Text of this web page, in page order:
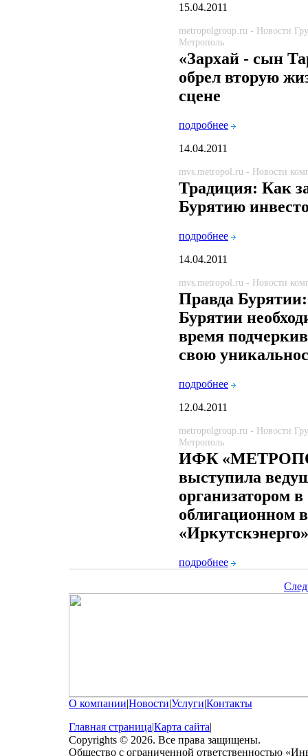
15.04.2011
metropolgroup.ru - Новости
Метрополь
«Зархай - сын
обрел вторую
сцене
подробнее
14.04.2011
mvs.metropol.ru - Новости
Традиция: Как
Бурятию
подробнее
14.04.2011
mvs.metropol.ru - Новости
Правда Бурятии:
Бурятии
время
свою
подробнее
12.04.2011
metropolgroup.ru - Новости
Метрополь
ИФК
выступила
организатором в
облигационном
«Иркутскэнерго»
подробнее
О компании|Новости|Услуги|Контакты
Главная страница|Карта сайта|
Copyrights © 2026. Все права защищены.
Общество с ограниченной ответственностью